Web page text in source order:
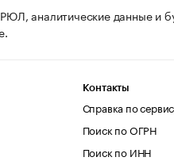
аналитические данные и
Контакты
Справка по
Поиск по ОГРН
Поиск по ИНН